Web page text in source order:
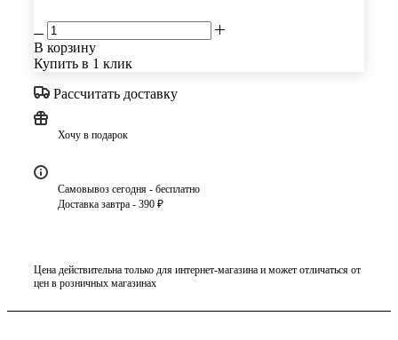
В корзину
Купить в 1 клик
Рассчитать доставку
Хочу в подарок
Самовывоз сегодня - бесплатно
Доставка завтра - 390 ₽
Цена действительна только для интернет-магазина и может отличаться от
цен в розничных магазинах